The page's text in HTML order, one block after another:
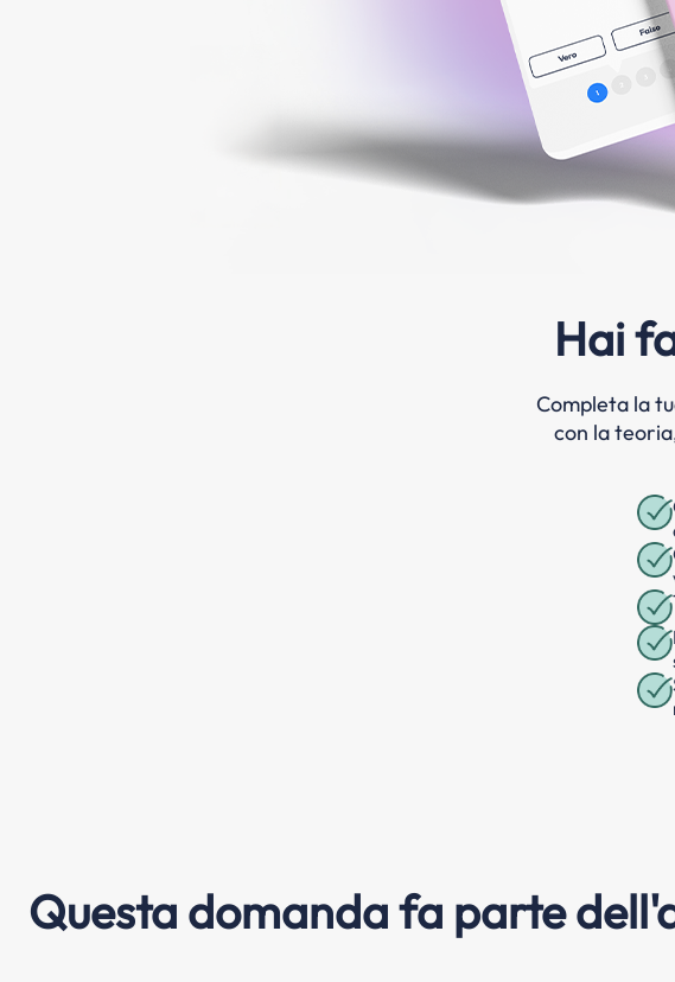
Hai
Completa la
con la
Questa domanda fa parte